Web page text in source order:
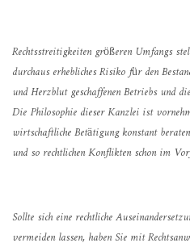
Rechtsstreitigkeiten größeren Umfangs
durchaus erhebliches Risiko für den
und Herzblut geschaffenen Betriebs und
Die Philosophie dieser Kanzlei ist
wirtschaftliche Betätigung konstant
und so rechtlichen Konflikten schon im
Sollte sich eine rechtliche
vermeiden lassen, haben Sie mit